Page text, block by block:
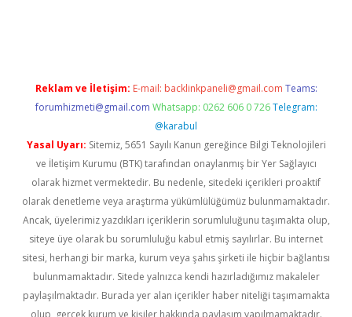
Reklam ve İletişim: E-mail: backlinkpaneli@gmail.com Teams:
forumhizmeti@gmail.com Whatsapp: 0262 606 0 726 Telegram:
@karabul
Yasal Uyarı: Sitemiz, 5651 Sayılı Kanun gereğince Bilgi Teknolojileri
ve İletişim Kurumu (BTK) tarafından onaylanmış bir Yer Sağlayıcı
olarak hizmet vermektedir. Bu nedenle, sitedeki içerikleri proaktif
olarak denetleme veya araştırma yükümlülüğümüz bulunmamaktadır.
Ancak, üyelerimiz yazdıkları içeriklerin sorumluluğunu taşımakta olup,
siteye üye olarak bu sorumluluğu kabul etmiş sayılırlar. Bu internet
sitesi, herhangi bir marka, kurum veya şahıs şirketi ile hiçbir bağlantısı
bulunmamaktadır. Sitede yalnızca kendi hazırladığımız makaleler
paylaşılmaktadır. Burada yer alan içerikler haber niteliği taşımamakta
olup, gerçek kurum ve kişiler hakkında paylaşım yapılmamaktadır.